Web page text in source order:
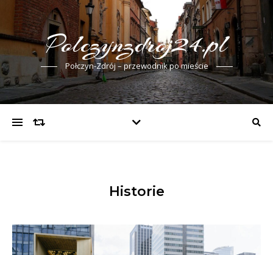
Polczynzdroj24.pl
Połczyn-Zdrój – przewodnik po mieście
Historie